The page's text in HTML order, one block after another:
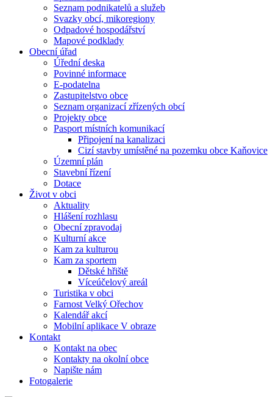
Seznam podnikatelů a služeb
Svazky obcí, mikoregiony
Odpadové hospodářství
Mapové podklady
Obecní úřad
Úřední deska
Povinné informace
E-podatelna
Zastupitelstvo obce
Seznam organizací zřízených obcí
Projekty obce
Pasport místních komunikací
Připojení na kanalizaci
Cizí stavby umístěné na pozemku obce Kaňovice
Územní plán
Stavební řízení
Dotace
Život v obci
Aktuality
Hlášení rozhlasu
Obecní zpravodaj
Kulturní akce
Kam za kulturou
Kam za sportem
Dětské hřiště
Víceúčelový areál
Turistika v obci
Farnost Velký Ořechov
Kalendář akcí
Mobilní aplikace V obraze
Kontakt
Kontakt na obec
Kontakty na okolní obce
Napište nám
Fotogalerie